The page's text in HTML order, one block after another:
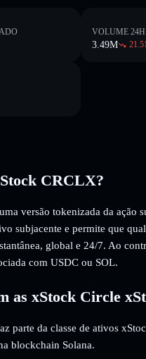
VOLUME 24H
3.49M
CRCLX?
versão tokenizada da ação
subjacente e permite que
global e 24/7. Ao
com USDC ou SOL.
as xStock Circle
parte da classe de ativos
blockchain Solana.